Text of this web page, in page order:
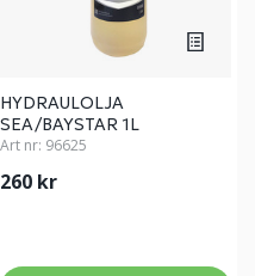
HYDRAULOLJA
SEA/BAYSTAR 1L
Art nr: 96625
260 kr